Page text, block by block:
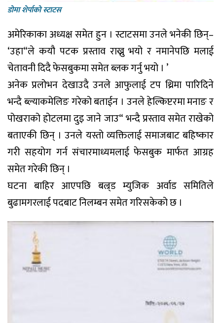
डाेमा शेर्पाकाे स्टाटस
अमेरिकाका अध्यक्ष समेत हुन । स्टाटसमा उनले भनेकी छिन्–
‘उहा“ले कयौ पटक प्रस्ताव राख्नु भयो र नमानेपछि मलाई
चेतावनी दिदै फेसबुकमा समेत ब्लक गर्नु भयो । ’
अनेक प्रलोभन देखाउदै उनले आफुलाई टप थ्रिमा पारिदिने
भन्दै ब्ल्याकमेलिङ गरेको बताईन । उनले हेल्किप्टरमा मनाङ र
पोखराको होटलमा दुइ जाने जाउ“ भन्दै प्रस्ताव समेत राखेको
बताएकी छिन् । उनले यस्तो व्यक्तिलाई समाजबाट बहिष्कार
गरी सहयोग गर्न संचारमाध्यमलाई फेसबुक मार्फत आग्रह
समेत गरेकी छिन् ।
घटना बाहिर आएपछि बल्र्ड म्युजिक अर्वाड समितिले
बुढामगरलाई पदबाट निलम्बन समेत गरिसकेको छ ।